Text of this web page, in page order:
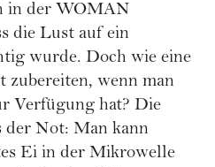
in der WOMAN
die Lust auf ein
wurde. Doch wie eine
wenn man
Verfügung hat? Die
der Not: Man kann
Ei in der Mikrowelle